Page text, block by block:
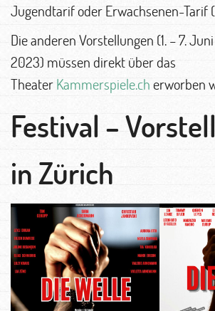
Jugendtarif oder Erwachsenen-Tarif
Die anderen Vorstellungen (1. – 7. Juni
2023) müssen direkt über das
TheaterKammerspiele.cherworben
Festival –
in Zürich